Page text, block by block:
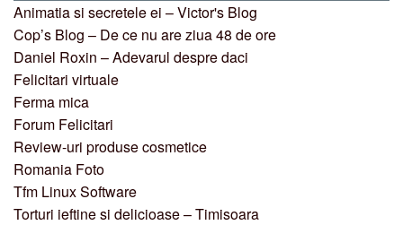
Animatia si secretele ei – Victor's Blog
Cop’s Blog – De ce nu are ziua 48 de ore
Daniel Roxin – Adevarul despre daci
Felicitari virtuale
Ferma mica
Forum Felicitari
Review-uri produse cosmetice
Romania Foto
Tfm Linux Software
Torturi ieftine si delicioase – Timisoara